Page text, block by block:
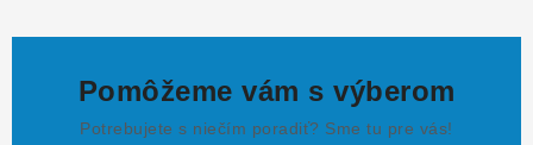
Pomôžeme vám s výberom
Potrebujete s niečím poradiť? Sme tu pre vás!